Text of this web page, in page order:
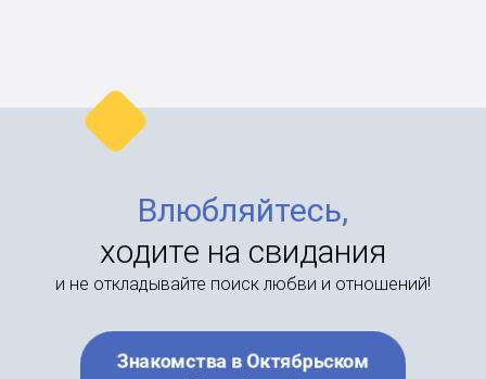
Влюбляйтесь,
ходите на свидания
и не откладывайте поиск любви и отношений!
Знакомства в Октябрьском